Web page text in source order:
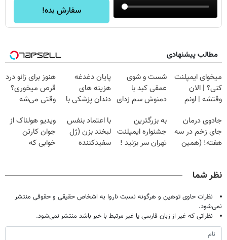
سفارش بده!
مطالب پیشنهادی
میخوای ایمپلنت
کنی؟ | الان
وقتشه | اونم
میلیون تومان!!!
شست و شوی
عمقی کبد با
دمنوش سم زدای
پایان دغدغه
هزینه های
دندان پزشکی با
خانگی
هنوز برای زانو درد
قرص میخوری؟
وقتی می‌شه
درمانش کرد؟؟؟؟
جادوی درمان
جای زخم در سه
هفته! (همین
به بزرگترین
جشنواره ایمپلنت
تهران سر بزنید !
با اعتماد بنفس
لبخند بزن (ژل
سفیدکننده
ویدیو هولناک از
جوان کارتن
خوابی که
نظر شما
نظرات حاوی توهین و هرگونه نسبت ناروا به اشخاص حقیقی و حقوقی منتشر
نمی‌شود.
نظراتی که غیر از زبان فارسی یا غیر مرتبط با خبر باشد منتشر نمی‌شود.